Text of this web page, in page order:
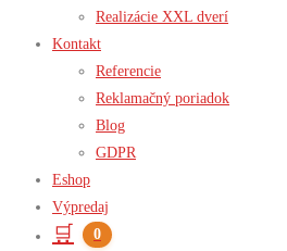
Realizácie XXL dverí
Kontakt
Referencie
Reklamačný poriadok
Blog
GDPR
Eshop
Výpredaj
🛒 0